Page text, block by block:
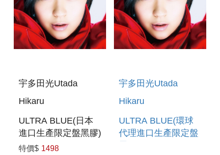
宇多田光Utada
Hikaru
ULTRA BLUE(日本
進口生產限定盤黑膠)
特價$ 1498
宇多田光Utada
Hikaru
ULTRA BLUE(環球
代理進口生產限定盤